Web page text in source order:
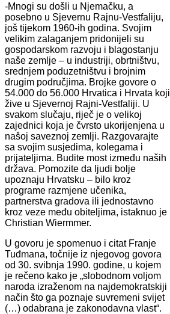
-Mnogi su došli u Njemačku, a
posebno u Sjevernu Rajnu-Vestfaliju,
još tijekom 1960-ih godina. Svojim
velikim zalaganjem pridonijeli su
gospodarskom razvoju i blagostanju
naše zemlje – u industriji, obrtništvu,
srednjem poduzetništvu i brojnim
drugim područjima. Brojke govore o
54.000 do 56.000 Hrvatica i Hrvata koji
žive u Sjevernoj Rajni-Vestfaliji. U
svakom slučaju, riječ je o velikoj
zajednici koja je čvrsto ukorijenjena u
našoj saveznoj zemlji. Razgovarajte
sa svojim susjedima, kolegama i
prijateljima. Budite most između naših
država. Pomozite da ljudi bolje
upoznaju Hrvatsku – bilo kroz
programe razmjene učenika,
partnerstva gradova ili jednostavno
kroz veze među obiteljima, istaknuo je
Christian Wiermmer.
U govoru je spomenuo i citat Franje
Tuđmana, točnije iz njegovog govora
od 30. svibnja 1990. godine, u kojem
je rečeno kako je „slobodnom voljom
naroda izraženom na najdemokratskiji
način što ga poznaje suvremeni svijet
(…) odabrana je zakonodavna vlast“.